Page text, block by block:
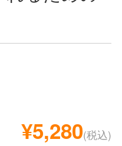
¥5,280(税込)